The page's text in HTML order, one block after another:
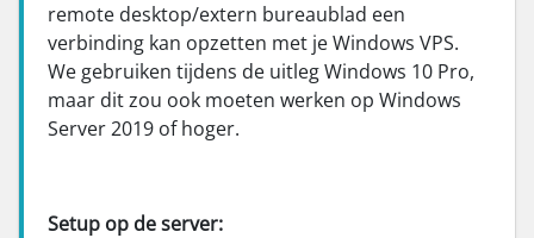
remote desktop/extern bureaublad een
verbinding kan opzetten met je Windows VPS.
We gebruiken tijdens de uitleg Windows 10 Pro,
maar dit zou ook moeten werken op Windows
Server 2019 of hoger.
Setup op de server: